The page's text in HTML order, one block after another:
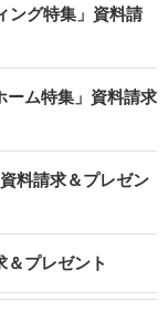
ング特集」資料請
ーム特集」資料請求
料請求＆プレゼン
＆プレゼント